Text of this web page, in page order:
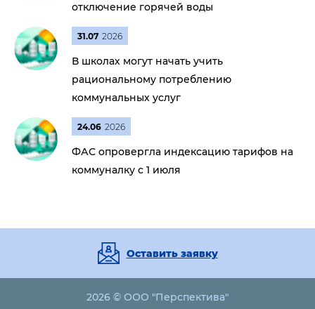
отключение горячей воды
31.07 2026
В школах могут начать учить
рациональному потреблению
коммунальных услуг
24.06 2026
ФАС опровергла индексацию тарифов на
коммуналку с 1 июля
Оставить заявку
2026 © ООО "Перспектива"